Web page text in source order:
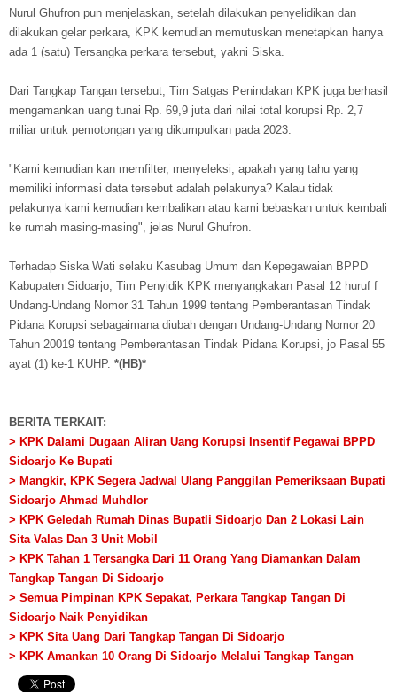
Nurul Ghufron pun menjelaskan, setelah dilakukan penyelidikan dan
dilakukan gelar perkara, KPK kemudian memutuskan menetapkan hanya
ada 1 (satu) Tersangka perkara tersebut, yakni Siska.
Dari Tangkap Tangan tersebut, Tim Satgas Penindakan KPK juga berhasil
mengamankan uang tunai Rp. 69,9 juta dari nilai total korupsi Rp. 2,7
miliar untuk pemotongan yang dikumpulkan pada 2023.
"Kami kemudian kan memfilter, menyeleksi, apakah yang tahu yang
memiliki informasi data tersebut adalah pelakunya? Kalau tidak
pelakunya kami kemudian kembalikan atau kami bebaskan untuk kembali
ke rumah masing-masing", jelas Nurul Ghufron.
Terhadap Siska Wati selaku Kasubag Umum dan Kepegawaian BPPD
Kabupaten Sidoarjo, Tim Penyidik KPK menyangkakan Pasal 12 huruf f
Undang-Undang Nomor 31 Tahun 1999 tentang Pemberantasan Tindak
Pidana Korupsi sebagaimana diubah dengan Undang-Undang Nomor 20
Tahun 20019 tentang Pemberantasan Tindak Pidana Korupsi, jo Pasal 55
ayat (1) ke-1 KUHP. *(HB)*
BERITA TERKAIT:
> KPK Dalami Dugaan Aliran Uang Korupsi Insentif Pegawai BPPD
Sidoarjo Ke Bupati
> Mangkir, KPK Segera Jadwal Ulang Panggilan Pemeriksaan Bupati
Sidoarjo Ahmad Muhdlor
> KPK Geledah Rumah Dinas Bupatli Sidoarjo Dan 2 Lokasi Lain
Sita Valas Dan 3 Unit Mobil
> KPK Tahan 1 Tersangka Dari 11 Orang Yang Diamankan Dalam
Tangkap Tangan Di Sidoarjo
> Semua Pimpinan KPK Sepakat, Perkara Tangkap Tangan Di
Sidoarjo Naik Penyidikan
> KPK Sita Uang Dari Tangkap Tangan Di Sidoarjo
> KPK Amankan 10 Orang Di Sidoarjo Melalui Tangkap Tangan